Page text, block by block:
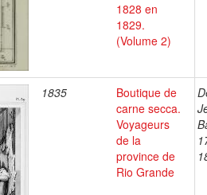
1828 en
1829.
(Volume 2)
1835
Boutique de
carne secca.
Voyageurs
de la
province de
Rio Grande